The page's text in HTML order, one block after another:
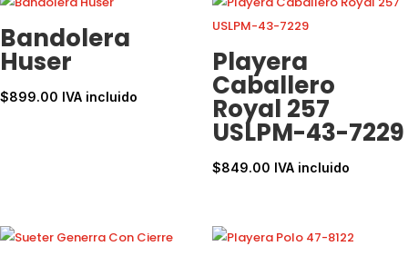
Bandolera
Huser
$899.00 IVA incluido
Playera
Caballero
Royal 257
USLPM-43-7229
$849.00 IVA incluido